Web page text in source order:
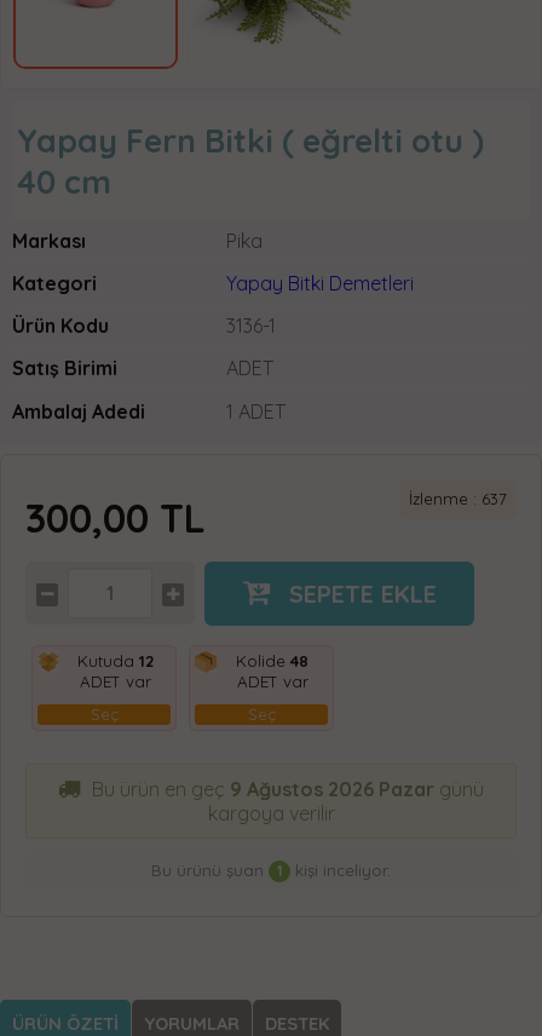
Yapay Fern Bitki ( eğrelti otu )
40 cm
Markası
Pika
Kategori
Yapay Bitki Demetleri
Ürün Kodu
3136-1
Satış Birimi
ADET
Ambalaj Adedi
1 ADET
İzlenme : 637
300,00 TL
SEPETE EKLE
Kutuda 12
ADET var
Seç
Kolide 48
ADET var
Seç
Bu ürün en geç 9 Ağustos 2026 Pazar günü
kargoya verilir
Bu ürünü şuan 1 kişi inceliyor.
ÜRÜN ÖZETİ YORUMLAR DESTEK